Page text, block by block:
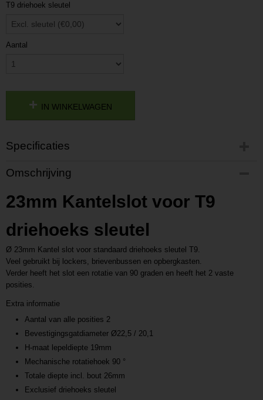
T9 driehoek sleutel
Aantal
IN WINKELWAGEN
Specificaties
Productcode
P20192131437
Productcode leverancier
L20192131437
Omschrijving
23mm Kantelslot voor T9
driehoeks sleutel
Ø 23mm Kantel slot voor standaard driehoeks sleutel T9.
Veel gebruikt bij lockers, brievenbussen en opbergkasten.
Verder heeft het slot een rotatie van 90 graden en heeft het 2 vaste
posities.
Extra informatie
Aantal van alle posities 2
Bevestigingsgatdiameter Ø22,5 / 20,1
H-maat lepeldiepte 19mm
Mechanische rotatiehoek 90 °
Totale diepte incl. bout 26mm
Exclusief driehoeks sleutel